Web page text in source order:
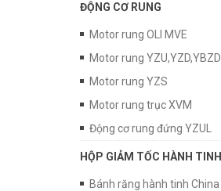
ĐỘNG CƠ RUNG
Motor rung OLI MVE
Motor rung YZU,YZD,YBZD
Motor rung YZS
Motor rung trục XVM
Động cơ rung đứng YZUL
HỘP GIẢM TỐC HÀNH TINH
Bánh răng hành tinh China